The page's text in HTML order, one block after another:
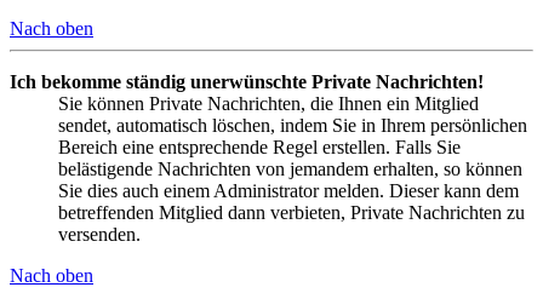
Nach oben
Ich bekomme ständig unerwünschte Private Nachrichten!
Sie können Private Nachrichten, die Ihnen ein Mitglied
sendet, automatisch löschen, indem Sie in Ihrem persönlichen
Bereich eine entsprechende Regel erstellen. Falls Sie
belästigende Nachrichten von jemandem erhalten, so können
Sie dies auch einem Administrator melden. Dieser kann dem
betreffenden Mitglied dann verbieten, Private Nachrichten zu
versenden.
Nach oben